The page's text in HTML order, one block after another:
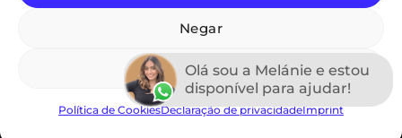
Negar
Ver preferências
Política de CookiesDeclaração de privacidadeImprint
Credit
Maestro
Declaração de privacidade (UE)
Termos e Condições
Imprint
Isenção de Responsabilidade
Política de Cookies (UE)
Termos e Condições
Copyright 2026 ©
Olá sou a Melánie e estou
disponível para ajudar!